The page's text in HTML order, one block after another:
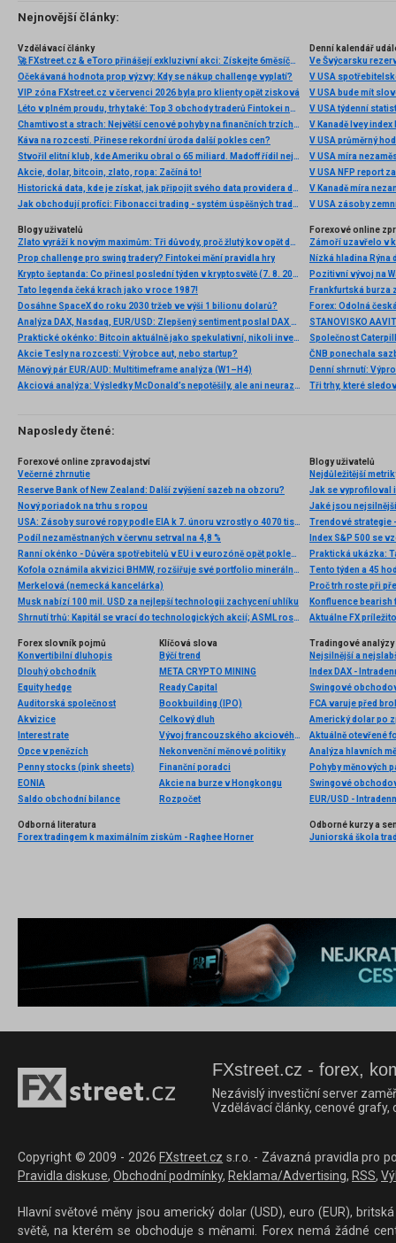
několik příkladů nejznámějších z nich.
Nejnovější články:
Vzdělávací články
🚀 FXstreet.cz & eToro přinášejí exkluzivní akci: Získejte 6měsíční členství ve VIP zóně ZDARMA
Očekávaná hodnota prop výzvy: Kdy se nákup challenge vyplatí?
VIP zóna FXstreet.cz v červenci 2026 byla pro klienty opět zisková
Léto v plném proudu, trhy také: Top 3 obchody traderů Fintokei na indexech a zlatě
Chamtivost a strach: Největší cenové pohyby na finančních trzích (červenec 2026)
Káva na rozcestí. Přinese rekordní úroda další pokles cen?
Stvořil elitní klub, kde Ameriku obral o 65 miliard. Madoff řídil největší Ponzi dějin
Akcie, dolar, bitcoin, zlato, ropa: Začíná to!
Historická data, kde je získat, jak připojit svého data providera do MultiCharts a proč je budeme potřebovat? (4. díl)
Jak obchodují profíci: Fibonacci trading - systém úspěšných traderů
Denní kalendář
Ve Švýcarsku
V USA
V USA bude mít
V USA týdenní
V Kanadě Ivey index
V USA průměrný
V USA míra
V USA NFP report
V Kanadě míra
V USA zásoby
Blogy uživatelů
Zlato vyráží k novým maximům: Tři důvody, proč žlutý kov opět dominuje
Prop challenge pro swing tradery? Fintokei mění pravidla hry
Krypto šeptanda: Co přinesl poslední týden v kryptosvětě (7. 8. 2026)
Tato legenda čeká krach jako v roce 1987!
Dosáhne SpaceX do roku 2030 tržeb ve výši 1 bilionu dolarů?
Analýza DAX, Nasdaq, EUR/USD: Zlepšený sentiment poslal DAX na nová maxima
Praktické okénko: Bitcoin aktuálně jako spekulativní, nikoli investiční aktivum
Akcie Tesly na rozcestí: Výrobce aut, nebo startup?
Měnový pár EUR/AUD: Multitimeframe analýza (W1–H4)
Akciová analýza: Výsledky McDonald’s nepotěšily, ale ani neurazily. Jakou vizi společnost prezentovala?
Forexové online
Nízká hladina
Pozitivní vývoj na
Frankfurtská burza
Denní shrnutí:
Tři trhy, které
Naposledy čtené:
Forexové online zpravodajství
Večerné zhrnutie
Reserve Bank of New Zealand: Další zvýšení sazeb na obzoru?
Nový poriadok na trhu s ropou
USA: Zásoby surové ropy podle EIA k 7. únoru vzrostly o 4070 tis. barelů
Podíl nezaměstnaných v červnu setrval na 4,8 %
Ranní okénko - Důvěra spotřebitelů v EU i v eurozóně opět poklesla
Kofola oznámila akvizici BHMW, rozšiřuje své portfolio minerálních vod
Merkelová (nemecká kancelárka)
Musk nabízí 100 mil. USD za nejlepší technologii zachycení uhlíku
Shrnutí trhů: Kapitál se vrací do technologických akcií; ASML roste o 2,5 % 🚀
Blogy uživatelů
Nejdůležitější
Jak se vyprofiloval
Jaké jsou
Trendové strategie
Praktická ukázka:
Tento týden a 45
Konfluence bearish
Aktuálne FX
Forex slovník pojmů
Konvertibilní dluhopis
Dlouhý obchodník
Equity hedge
Auditorská společnost
Akvizice
Interest rate
Opce v penězích
Penny stocks (pink sheets)
EONIA
Saldo obchodní bilance
Klíčová slova
Býčí trend
META CRYPTO MINING
Ready Capital
Bookbuilding (IPO)
Celkový dluh
Vývoj francouzského akciového indexu CAC 40
Nekonvenční měnové politiky
Finanční poradci
Akcie na burze v Hongkongu
Rozpočet
Tradingové analýzy
Nejsilnější a
Index DAX -
Swingové
FCA varuje před
Americký dolar po
Aktuálně otevřené
Analýza hlavních
Pohyby měnových
Swingové
EUR/USD -
Odborná literatura
Forex tradingem k maximálním ziskům - Raghee Horner
Odborné kurzy a
Juniorská škola
FXstreet.cz - forex,
Nezávislý investiční server
Vzdělávací články, cenové
Copyright © 2009 - 2026 FXstreet.cz s.r.o. - Závazná pravidla pro
Pravidla diskuse, Obchodní podmínky, Reklama/Advertising, RSS,
Hlavní světové měny jsou americký dolar (USD), euro (EUR),
světě, na kterém se obchoduje s měnami. Forex nemá žádné